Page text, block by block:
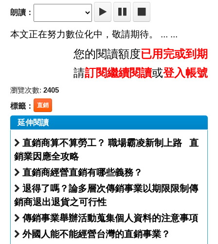
朗讀：
本文正在努力數位化中，敬請期待。 ... ...
您的閱讀額度已用完或到期
請訂閱繼續閱讀或登入帳號
瀏覽次數: 2405
標籤： 直銷
延伸閱讀
直銷商算不算勞工？ 職場霸凌新制上路 直
銷業因應全攻略
直銷商經營直銷有哪些義務？
退得了嗎？論多層次傳銷事業以期限限制傳
銷商退出退貨之可行性
傳銷事業舉辦活動蒐集個人資料的注意事項
外國人能不能經營台灣的直銷事業？